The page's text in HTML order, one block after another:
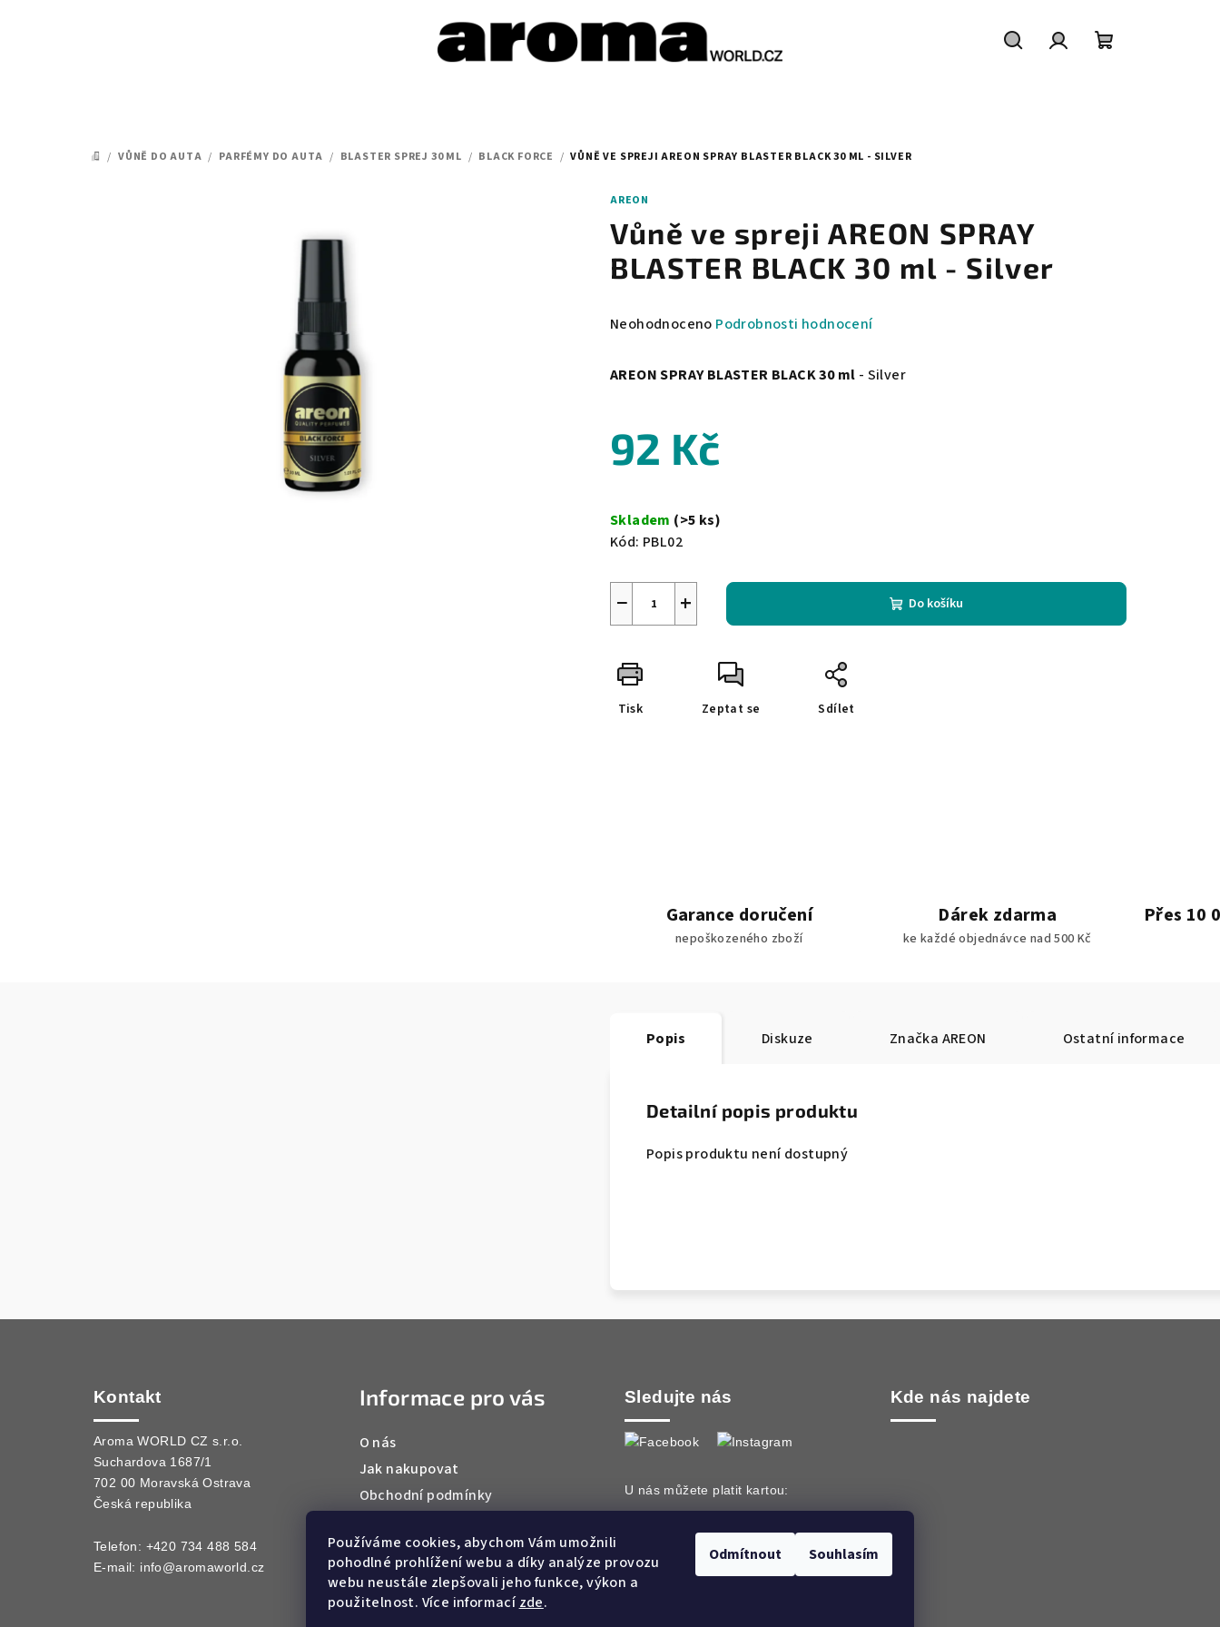
Používáme cookies, abychom Vám umožnili
pohodlné prohlížení webu a díky analýze provozu
webu neustále zlepšovali jeho funkce, výkon a
použitelnost. Více informacízde.
Odmítnout Souhlasím
DOMŮ
/ VŮNĚ DO AUTA / PARFÉMY DO AUTA / BLASTER SPREJ 30 ML / BLACK FORCE / VŮNĚ VE SPREJI AREON SPRAY BLASTER BLACK 30 ML - SILVER
AREON
Vůně ve spreji AREON SPRAY
BLASTER BLACK 30 ml - Silver
Průměrné
produktu
z
5
Neohodnoceno Podrobnosti hodnocení
AREON SPRAY BLASTER BLACK 30 ml - Silver
92 Kč
cena:
Skladem (>5 ks)
Kód: PBL02
+
− Do košíku
Tisk Zeptat se Sdílet
Garance doručení
nepoškozeného zboží
Dárek zdarma
ke každé objednávce nad 500 Kč
Přes 10
Popis Diskuze Značka AREON Ostatní informace
Detailní popis produktu
Popis produktu není dostupný
Kontakt
Aroma WORLD CZ s.r.o.
Suchardova 1687/1
702 00 Moravská Ostrava
Česká republika
Telefon: +420 734 488 584
E-mail: info@aromaworld.cz
Informace pro vás
O nás
Jak nakupovat
Obchodní podmínky
Kontakty
Sledujte nás
U nás můžete platit kartou:
Kde nás najdete